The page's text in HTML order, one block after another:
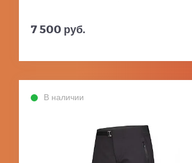
7 500 руб.
В наличии